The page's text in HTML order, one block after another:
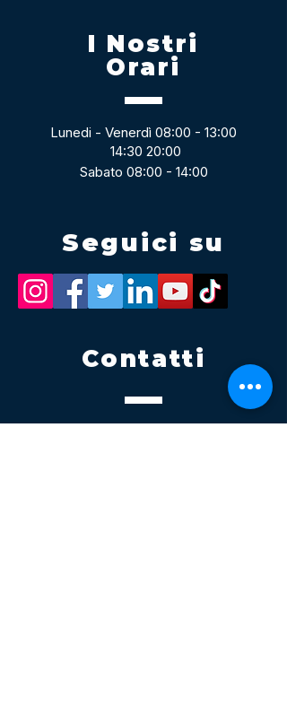
I Nostri
Orari
Lunedi - Venerdì 08:00 - 13:00
14:30 20:00
Sabato 08:00 - 14:00
Seguici su
Contatti